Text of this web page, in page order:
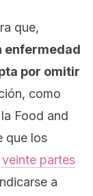
que,
enfermedad
por omitir
como
Food and
que los
partes
a